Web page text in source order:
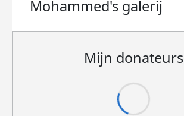
Mohammed's galerij
Mijn donateurs